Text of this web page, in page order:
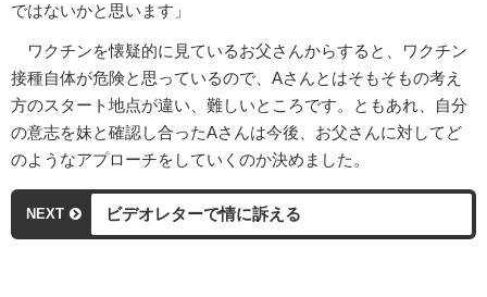
ではないかと思います」
ワクチンを懐疑的に見ているお父さんからすると、ワクチン
接種自体が危険と思っているので、Aさんとはそもそもの考え
方のスタート地点が違い、難しいところです。ともあれ、自分
の意志を妹と確認し合ったAさんは今後、お父さんに対してど
のようなアプローチをしていくのか決めました。
NEXT ビデオレターで情に訴える